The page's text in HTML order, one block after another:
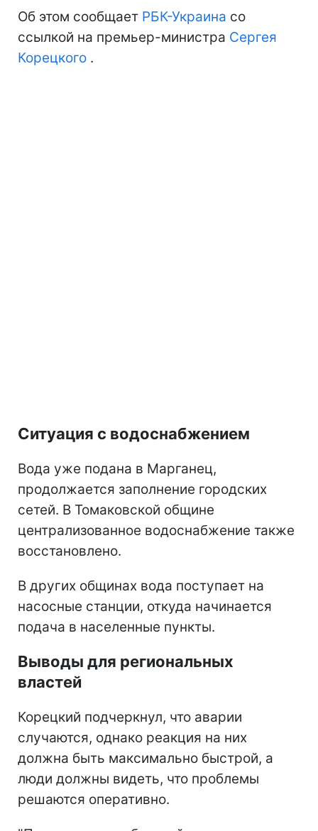
Об этом сообщает РБК-Украина со
ссылкой на премьер-министра Сергея
Корецкого .
Ситуация с водоснабжением
Вода уже подана в Марганец,
продолжается заполнение городских
сетей. В Томаковской общине
централизованное водоснабжение также
восстановлено.
В других общинах вода поступает на
насосные станции, откуда начинается
подача в населенные пункты.
Выводы для региональных
властей
Корецкий подчеркнул, что аварии
случаются, однако реакция на них
должна быть максимально быстрой, а
люди должны видеть, что проблемы
решаются оперативно.